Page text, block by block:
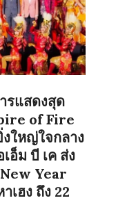
รแสดงสุด
of Fire
ใหญ่ใจกลาง
อ็ม บี เค ส่ง
Year
เฮง ถึง 22